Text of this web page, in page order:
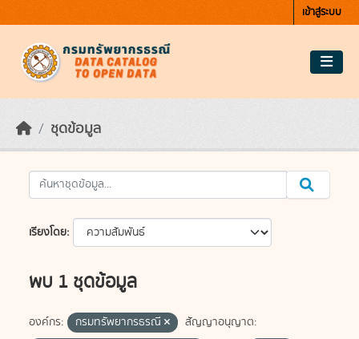
เข้าสู่ระบบ
ชุดข้อมูล
เรียงโดย
พบ 1 ชุดข้อมูล
องค์กร: กรมทรัพยากรธรณี
สัญญาอนุญาต: